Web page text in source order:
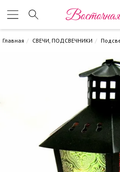
Главная СВЕЧИ, ПОДСВЕЧНИКИ